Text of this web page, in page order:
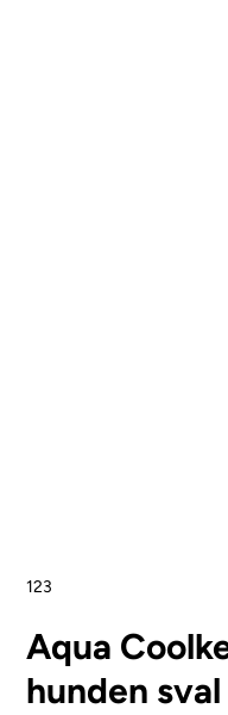
123
Aqua
hunden